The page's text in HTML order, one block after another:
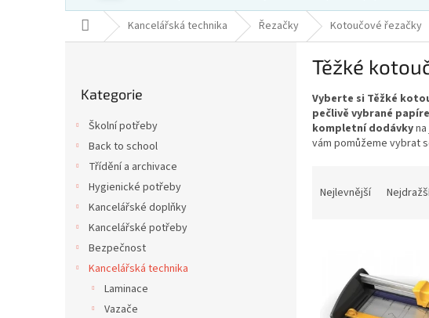
Domů Kancelářská technika Řezačky Kotoučové řezačky
kategorie
Kategorie
Školní potřeby
Back to school
Třídění a archivace
Hygienické potřeby
Kancelářské doplňky
Kancelářské potřeby
Bezpečnost
Kancelářská technika
Laminace
Vazače
Těžké
Vyberte si Těžké
pečlivě vybrané
kompletní dodávky
vám pomůžeme vybrat
Nejlevnější